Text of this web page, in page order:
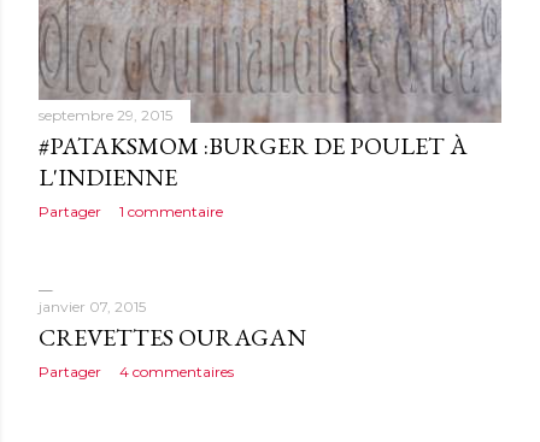
septembre 29, 2015
#PATAKSMOM :BURGER DE POULET À
L'INDIENNE
Partager 1 commentaire
janvier 07, 2015
CREVETTES OURAGAN
Partager 4 commentaires